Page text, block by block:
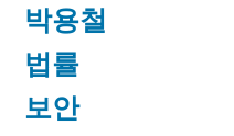
박용철
법률
보안